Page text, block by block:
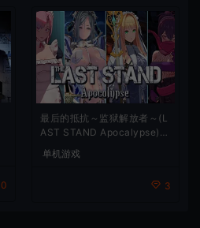
0
最后的抵抗～监狱解放者～(L
AST STAND Apocalypse)卡
单机游戏
3